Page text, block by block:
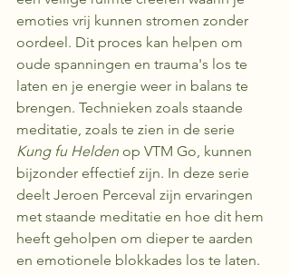
emoties vrij kunnen stromen zonder
oordeel. Dit proces kan helpen om
oude spanningen en trauma's los te
laten en je energie weer in balans te
brengen. Technieken zoals staande
meditatie, zoals te zien in de serie
Kung fu Helden op VTM Go, kunnen
bijzonder effectief zijn. In deze serie
deelt Jeroen Perceval zijn ervaringen
met staande meditatie en hoe dit hem
heeft geholpen om dieper te aarden
en emotionele blokkades los te laten.